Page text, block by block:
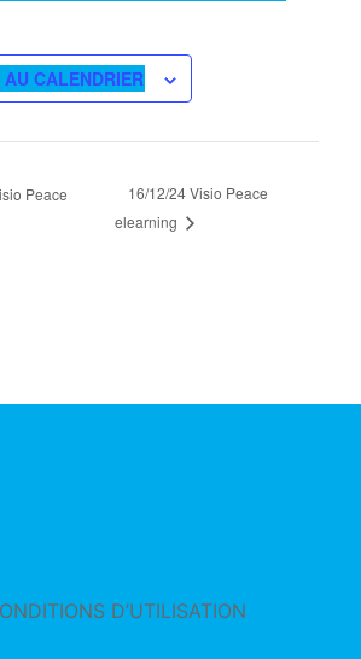
CALENDRIER
Peace
16/12/24 Visio Peace
elearning
D’UTILISATION